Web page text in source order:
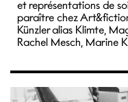
et représentations de
paraître chez
Künzler alias Klimte,
Rachel Mesch, Marine